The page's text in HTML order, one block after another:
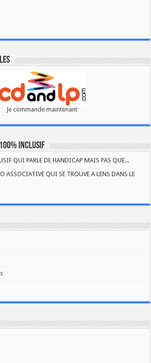
Je commande maintenant
INCLUSIF
QUI PARLE DE HANDICAP MAIS PAS QUE...
ASSOCIATIVE QUI SE TROUVE A LENS DANS LE